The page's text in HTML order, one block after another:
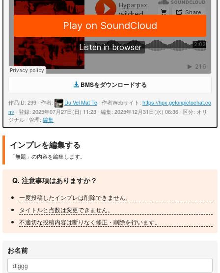
BMSをダウンロードする
作品ID: 299 作者: Du Vel Mat Te 作者Webサイト: https://hpx.getonpictochat.co
m/ 登録: 2025年07月27日(日) 11:23 編集: 2025年12月31日(水) 06:36 区分: オリ
ジナル 管理: 編集
インプレを編集する
「無題」の内容を編集します。
Q. 注意事項はありますか？
一度投稿したインプレは削除できません。
タイトルと点数は変更できません。
不適切な投稿内容は断りなく修正・削除を行います。
お名前